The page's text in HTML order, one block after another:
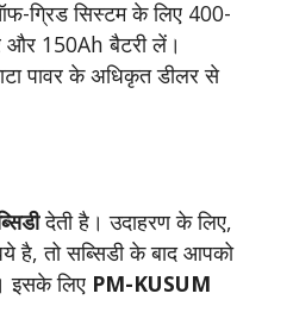
ग्रिड सिस्टम के लिए 400-
और 150Ah बैटरी लें।
पावर के अधिकृत डीलर से
देती है। उदाहरण के लिए,
तो सब्सिडी के बाद आपको
इसके लिए PM-KUSUM